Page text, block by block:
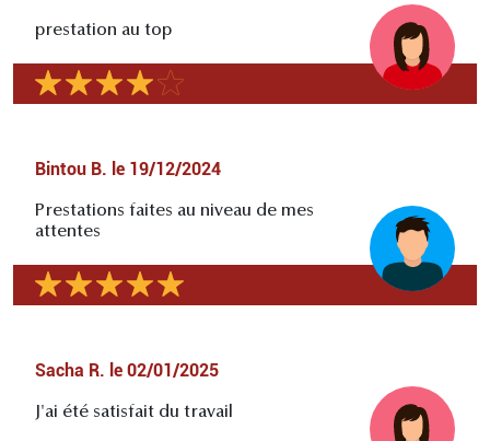
prestation au top
Bintou B. le 19/12/2024
Prestations faites au niveau de mes
attentes
Sacha R. le 02/01/2025
J'ai été satisfait du travail